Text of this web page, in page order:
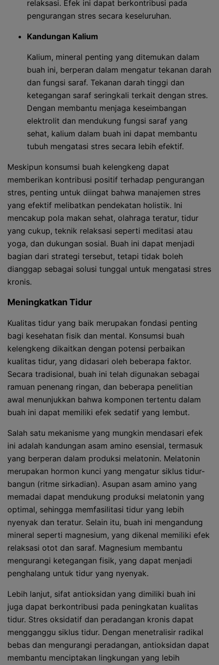
relaksasi. Efek ini dapat berkontribusi pada
pengurangan stres secara keseluruhan.
Kandungan Kalium
Kalium, mineral penting yang ditemukan dalam
buah ini, berperan dalam mengatur tekanan darah
dan fungsi saraf. Tekanan darah tinggi dan
ketegangan saraf seringkali terkait dengan stres.
Dengan membantu menjaga keseimbangan
elektrolit dan mendukung fungsi saraf yang
sehat, kalium dalam buah ini dapat membantu
tubuh mengatasi stres secara lebih efektif.
Meskipun konsumsi buah kelengkeng dapat
memberikan kontribusi positif terhadap pengurangan
stres, penting untuk diingat bahwa manajemen stres
yang efektif melibatkan pendekatan holistik. Ini
mencakup pola makan sehat, olahraga teratur, tidur
yang cukup, teknik relaksasi seperti meditasi atau
yoga, dan dukungan sosial. Buah ini dapat menjadi
bagian dari strategi tersebut, tetapi tidak boleh
dianggap sebagai solusi tunggal untuk mengatasi stres
kronis.
Meningkatkan Tidur
Kualitas tidur yang baik merupakan fondasi penting
bagi kesehatan fisik dan mental. Konsumsi buah
kelengkeng dikaitkan dengan potensi perbaikan
kualitas tidur, yang didasari oleh beberapa faktor.
Secara tradisional, buah ini telah digunakan sebagai
ramuan penenang ringan, dan beberapa penelitian
awal menunjukkan bahwa komponen tertentu dalam
buah ini dapat memiliki efek sedatif yang lembut.
Salah satu mekanisme yang mungkin mendasari efek
ini adalah kandungan asam amino esensial, termasuk
yang berperan dalam produksi melatonin. Melatonin
merupakan hormon kunci yang mengatur siklus tidur-
bangun (ritme sirkadian). Asupan asam amino yang
memadai dapat mendukung produksi melatonin yang
optimal, sehingga memfasilitasi tidur yang lebih
nyenyak dan teratur. Selain itu, buah ini mengandung
mineral seperti magnesium, yang dikenal memiliki efek
relaksasi otot dan saraf. Magnesium membantu
mengurangi ketegangan fisik, yang dapat menjadi
penghalang untuk tidur yang nyenyak.
Lebih lanjut, sifat antioksidan yang dimiliki buah ini
juga dapat berkontribusi pada peningkatan kualitas
tidur. Stres oksidatif dan peradangan kronis dapat
mengganggu siklus tidur. Dengan menetralisir radikal
bebas dan mengurangi peradangan, antioksidan dapat
membantu menciptakan lingkungan yang lebih